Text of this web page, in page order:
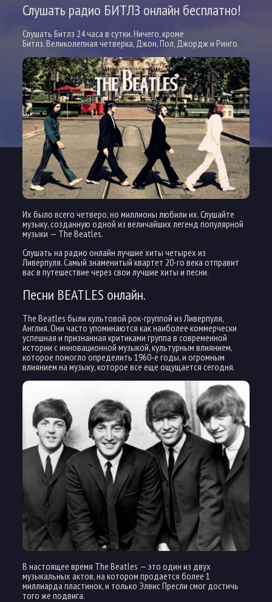
Слушать радио БИТЛЗ онлайн бесплатно!
Слушать Битлз 24 часа в сутки. Ничего, кроме
Битлз. Великолепная четверка, Джон, Пол, Джордж и Ринго.
Их было всего четверо, но миллионы любили их. Слушайте
музыку, созданную одной из величайших легенд популярной
музыки — The Beatles.
Слушать на радио онлайн лучшие хиты четырех из
Ливерпуля. Самый знаменитый квартет 20-го века отправит
вас в путешествие через свои лучшие хиты и песни.
Песни BEATLES онлайн.
The Beatles были культовой рок-группой из Ливерпуля,
Англия. Они часто упоминаются как наиболее коммерчески
успешная и признанная критиками группа в современной
истории с инновационной музыкой, культурным влиянием,
которое помогло определить 1960-е годы, и огромным
влиянием на музыку, которое все еще ощущается сегодня.
В настоящее время The Beatles — это один из двух
музыкальных актов, на котором продается более 1
миллиарда пластинок, и только Элвис Пресли смог достичь
того же подвига.